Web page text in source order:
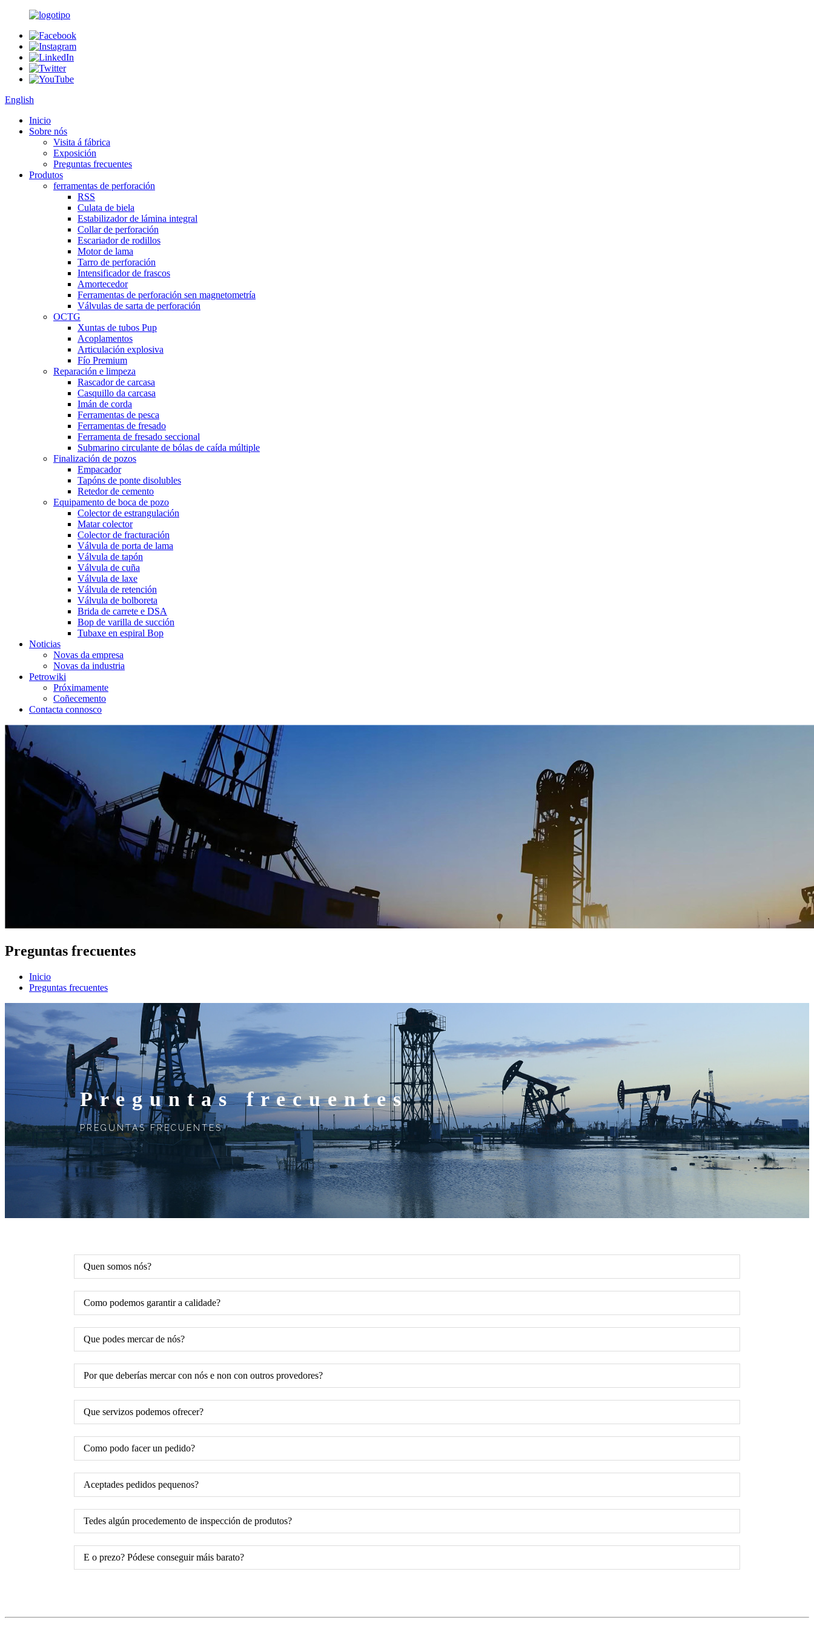
English
Inicio
Sobre nós
Visita á fábrica
Exposición
Preguntas frecuentes
Produtos
ferramentas de perforación
RSS
Culata de biela
Estabilizador de lámina integral
Collar de perforación
Escariador de rodillos
Motor de lama
Tarro de perforación
Intensificador de frascos
Amortecedor
Ferramentas de perforación sen magnetometría
Válvulas de sarta de perforación
OCTG
Xuntas de tubos Pup
Acoplamentos
Articulación explosiva
Fío Premium
Reparación e limpeza
Rascador de carcasa
Casquillo da carcasa
Imán de corda
Ferramentas de pesca
Ferramentas de fresado
Ferramenta de fresado seccional
Submarino circulante de bólas de caída múltiple
Finalización de pozos
Empacador
Tapóns de ponte disolubles
Retedor de cemento
Equipamento de boca de pozo
Colector de estrangulación
Matar colector
Colector de fracturación
Válvula de porta de lama
Válvula de tapón
Válvula de cuña
Válvula de laxe
Válvula de retención
Válvula de bolboreta
Brida de carrete e DSA
Bop de varilla de succión
Tubaxe en espiral Bop
Noticias
Novas da empresa
Novas da industria
Petrowiki
Próximamente
Coñecemento
Contacta connosco
Preguntas frecuentes
Inicio
Preguntas frecuentes
Preguntas frecuentes
PREGUNTAS FRECUENTES
Quen somos nós?
Como podemos garantir a calidade?
Que podes mercar de nós?
Por que deberías mercar con nós e non con outros provedores?
Que servizos podemos ofrecer?
Como podo facer un pedido?
Aceptades pedidos pequenos?
Tedes algún procedemento de inspección de produtos?
E o prezo? Pódese conseguir máis barato?